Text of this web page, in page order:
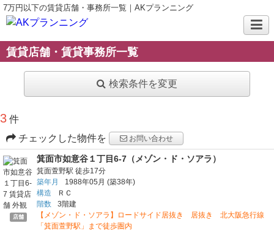
7万円以下の賃貸店舗・事務所一覧｜AKプランニング
賃貸店舗・賃貸事務所一覧
検索条件を変更
3 件
チェックした物件を
お問い合わせ
店舗
箕面市如意谷１丁目6-7（メゾン・ド・ソアラ）
箕面萱野駅 徒歩17分
築年月
1988年05月 (築38年)
構造
ＲＣ
階数
3階建
【メゾン・ド・ソアラ】ロードサイド居抜き 居抜き 北大阪急行線
「箕面萱野駅」まで徒歩圏内